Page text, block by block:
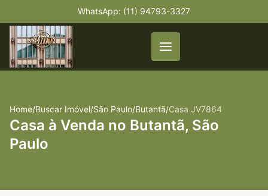
WhatsApp: (11) 94793-3327
Home/Buscar Imóvel/São Paulo/Butantã/Casa JV7864
Casa à Venda no Butantã, São
Paulo